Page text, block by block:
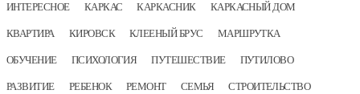
ИНТЕРЕСНОЕ КАРКАС КАРКАСНИК КАРКАСНЫЙ ДОМ
КВАРТИРА КИРОВСК КЛЕЕНЫЙ БРУС МАРШРУТКА
ОБУЧЕНИЕ ПСИХОЛОГИЯ ПУТЕШЕСТВИЕ ПУТИЛОВО
РАЗВИТИЕ РЕБЕНОК РЕМОНТ СЕМЬЯ СТРОИТЕЛЬСТВО